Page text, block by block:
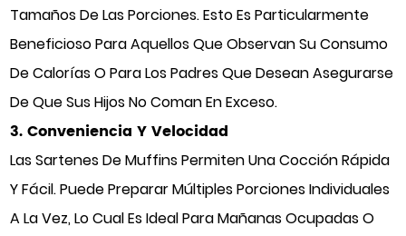
Tamaños De Las Porciones. Esto Es Particularmente
Beneficioso Para Aquellos Que Observan Su Consumo
De Calorías O Para Los Padres Que Desean Asegurarse
De Que Sus Hijos No Coman En Exceso.
3. Conveniencia Y Velocidad
Las Sartenes De Muffins Permiten Una Cocción Rápida
Y Fácil. Puede Preparar Múltiples Porciones Individuales
A La Vez, Lo Cual Es Ideal Para Mañanas Ocupadas O